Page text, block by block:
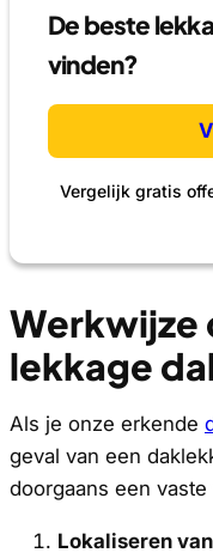
De beste lekkage dakpannen offerte
vinden?
Vergelijk gratis
Werkwijze
lekkage
Als je onze erkende
geval van een
doorgaans een
Lokaliseren